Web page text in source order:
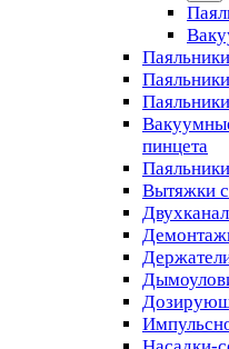
пинцета
Вытяжки